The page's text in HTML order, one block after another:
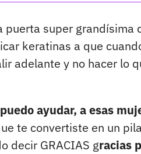
puerta super grandísima
keratinas a que
adelante y no hacer lo
puedo ayudar, a esas
te convertiste en un
decir GRACIAS gracias